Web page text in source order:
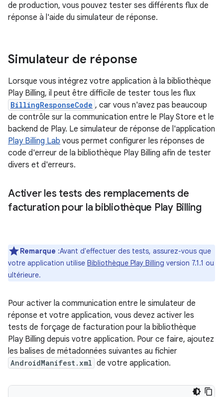
de production, vous pouvez tester ses différents flux de
réponse à l'aide du simulateur de réponse.
Simulateur de réponse
Lorsque vous intégrez votre application à la bibliothèque
Play Billing, il peut être difficile de tester tous les flux
BillingResponseCode , car vous n'avez pas beaucoup
de contrôle sur la communication entre le Play Store et le
backend de Play. Le simulateur de réponse de l'application
Play Billing Lab vous permet configurer les réponses de
code d'erreur de la bibliothèque Play Billing afin de tester
divers et d'erreurs.
Activer les tests des remplacements de
facturation pour la bibliothèque Play Billing
Remarque :Avant d'effectuer des tests, assurez-vous que
votre application utilise Bibliothèque Play Billing version 7.1.1 ou
ultérieure.
Pour activer la communication entre le simulateur de
réponse et votre application, vous devez activer les
tests de forçage de facturation pour la bibliothèque
Play Billing depuis votre application. Pour ce faire, ajoutez
les balises de métadonnées suivantes au fichier
AndroidManifest.xml de votre application.